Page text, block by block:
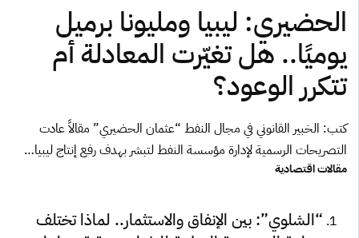
الحضيري: ليبيا ومليونا برميل
يوميًا.. هل تغيّرت المعادلة أم
تتكرر الوعود؟
كتب: الخبير القانوني في مجال النفط “عثمان الحضيري” مقالاً عادت
التصريحات الرسمية لإدارة مؤسسة النفط لتبشر بهدف رفع إنتاج ليبيا…
مقالات اقتصادية
“الشلوي”: بين الإنفاق والاستثمار.. لماذا تختلف